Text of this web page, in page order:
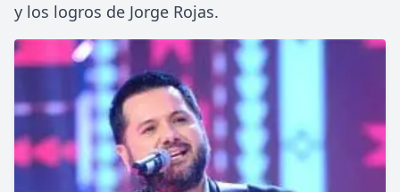
y los logros de Jorge Rojas.